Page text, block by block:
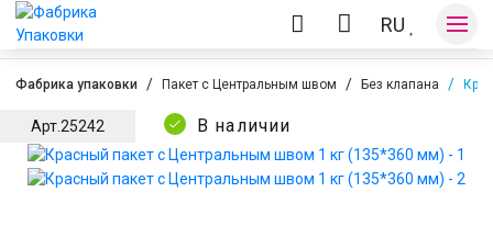
RU
Оплата и доставка
Фабрика упаковки Пакет с Центральным швом Без клапана
Арт.25242 В наличии